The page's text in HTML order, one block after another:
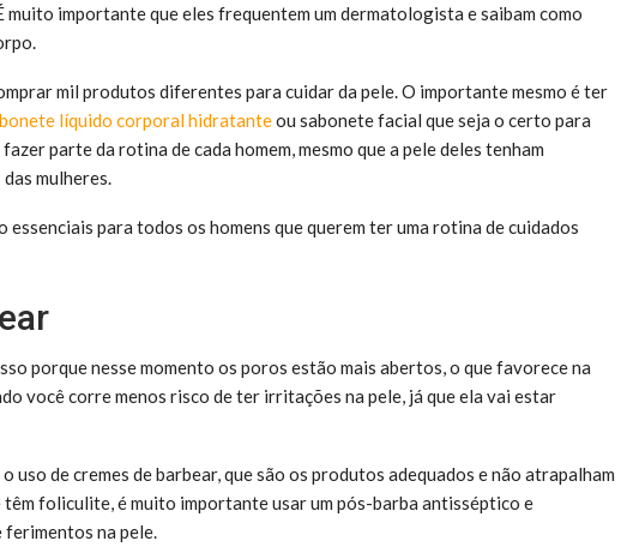
muito importante que eles frequentem um dermatologista e saibam como
mil produtos diferentes para cuidar da pele. O importante mesmo é ter
líquido corporal hidratanteou sabonete facial que seja o certo para
parte da rotina de cada homem, mesmo que a pele deles tenham
mulheres.
essenciais para todos os homens que querem ter uma rotina de cuidados
porque nesse momento os poros estão mais abertos, o que favorece na
você corre menos risco de ter irritações na pele, já que ela vai estar
uso de cremes de barbear, que são os produtos adequados e não atrapalham
têm foliculite, é muito importante usar um pós-barba antisséptico e
na pele.